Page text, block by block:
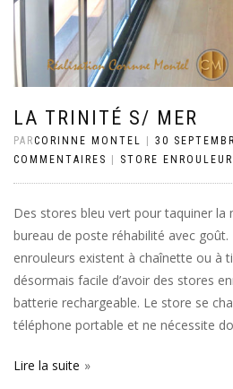
LA TRINITÉ S/ MER
PARCORINNE MONTEL 30
COMMENTAIRES
STORE ENROULEUR
Des stores bleu vert pour taquiner la
bureau de poste réhabilité avec
enrouleurs existent à chaînette ou à
désormais facile d’avoir des stores
batterie rechargeable. Le store se
téléphone portable et ne nécessite
Lire la suite